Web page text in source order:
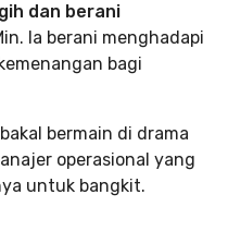
dan berani
Ia berani menghadapi
bagi
bermain di drama
operasional yang
untuk bangkit.